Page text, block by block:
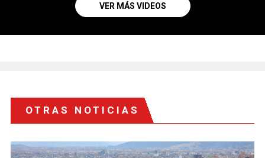
VER MÁS VIDEOS
OTRAS NOTICIAS